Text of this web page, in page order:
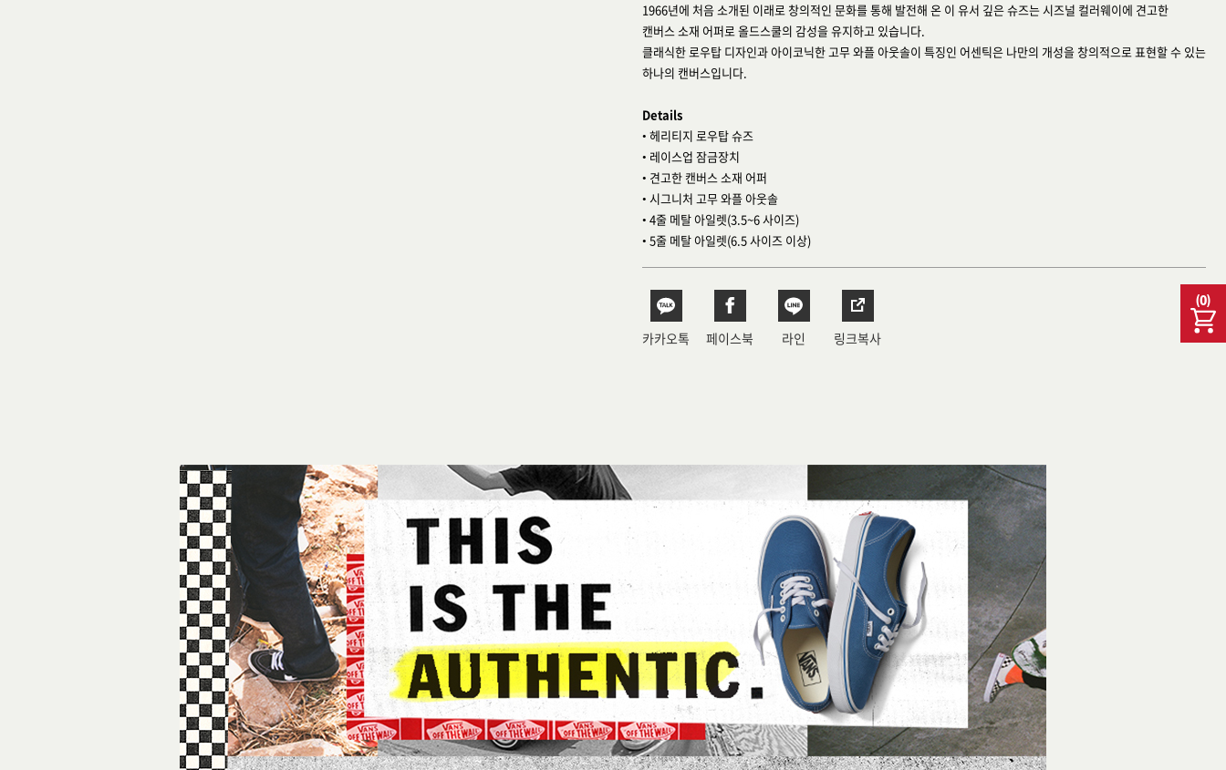
(0)
1966년에 처음 소개된 이래로 창의적인 문화를 통해 발전해 온 이 유서 깊은 슈즈는 시즈널 컬러웨이에 견고한
캔버스 소재 어퍼로 올드스쿨의 감성을 유지하고 있습니다.
클래식한 로우탑 디자인과 아이코닉한 고무 와플 아웃솔이 특징인 어센틱은 나만의 개성을 창의적으로 표현할 수 있는
하나의 캔버스입니다.
Details
• 헤리티지 로우탑 슈즈
• 레이스업 잠금장치
• 견고한 캔버스 소재 어퍼
• 시그니처 고무 와플 아웃솔
• 4줄 메탈 아일렛(3.5~6 사이즈)
• 5줄 메탈 아일렛(6.5 사이즈 이상)
카카오톡 페이스북 라인 링크복사